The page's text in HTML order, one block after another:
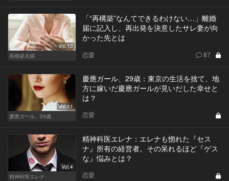
Vol.12
再構築夫婦
「“再構築”なんてできるわけない…」離婚
届に記入し、再出発を決意したサレ妻が向
かった先とは
恋愛 87
Vol.11
慶應ガール、29歳
慶應ガール、29歳：東京の生活を捨て、地
方に嫁いだ慶應ガールが見いだした幸せと
は？
恋愛
Vol.4
精神科医エレナ
精神科医エレナ：エレナも惚れた『セス
ナ』所有の経営者。その呆れるほど『ゲス
な』悩みとは？
恋愛